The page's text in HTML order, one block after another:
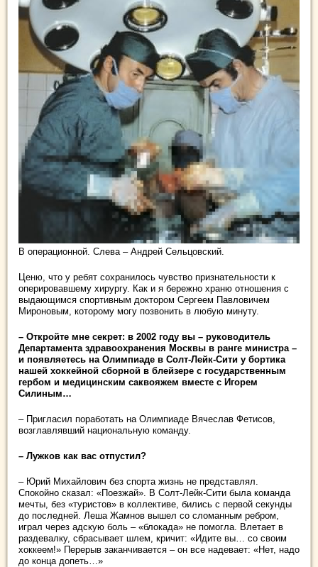
В операционной. Слева – Андрей Сельцовский.
Ценю, что у ребят сохранилось чувство признательности к
оперировавшему хирургу. Как и я бережно храню отношения с
выдающимся спортивным доктором Сергеем Павловичем
Мироновым, которому могу позвонить в любую минуту.
– Откройте мне секрет: в 2002 году вы – руководитель
Департамента здравоохранения Москвы в ранге министра –
и появляетесь на Олимпиаде в Солт-Лейк-Сити у бортика
нашей хоккейной сборной в блейзере с государственным
гербом и медицинским саквояжем вместе с Игорем
Силиным…
– Пригласил поработать на Олимпиаде Вячеслав Фетисов,
возглавлявший национальную команду.
– Лужков как вас отпустил?
– Юрий Михайлович без спорта жизнь не представлял.
Спокойно сказал: «Поезжай». В Солт-Лейк-Сити была команда
мечты, без «туристов» в коллективе, бились с первой секунды
до последней. Леша Жамнов вышел со сломанным ребром,
играл через адскую боль – «блокада» не помогла. Влетает в
раздевалку, сбрасывает шлем, кричит: «Идите вы… со своим
хоккеем!» Перерыв заканчивается – он все надевает: «Нет, надо
до конца допеть…»